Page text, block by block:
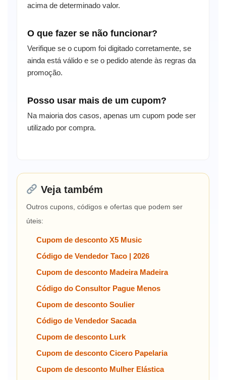
acima de determinado valor.
O que fazer se não funcionar?
Verifique se o cupom foi digitado corretamente, se
ainda está válido e se o pedido atende às regras da
promoção.
Posso usar mais de um cupom?
Na maioria dos casos, apenas um cupom pode ser
utilizado por compra.
Veja também
Outros cupons, códigos e ofertas que podem ser
úteis:
Cupom de desconto X5 Music
Código de Vendedor Taco | 2026
Cupom de desconto Madeira Madeira
Código do Consultor Pague Menos
Cupom de desconto Soulier
Código de Vendedor Sacada
Cupom de desconto Lurk
Cupom de desconto Cicero Papelaria
Cupom de desconto Mulher Elástica